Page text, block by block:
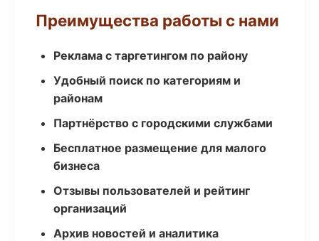
Преимущества работы с нами
Реклама с таргетингом по району
Удобный поиск по категориям и
районам
Партнёрство с городскими службами
Бесплатное размещение для малого
бизнеса
Отзывы пользователей и рейтинг
организаций
Архив новостей и аналитика